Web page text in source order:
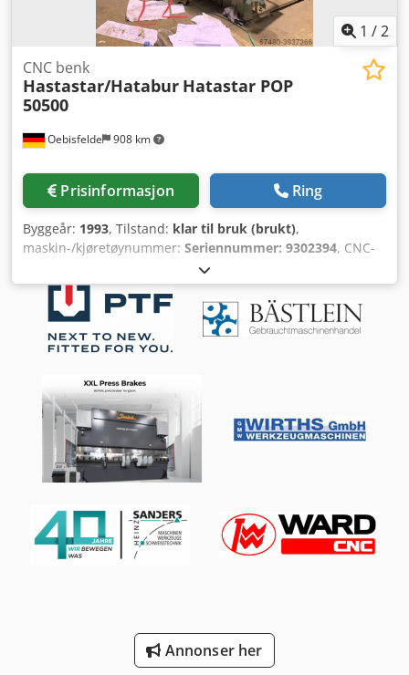
1 /2
Oebisfelde 908 km
CNC benk
Hastastar/Hatabur Hatastar POP
50500
Prisinformasjon Ring
Byggeår: 1993, Tilstand: klar til bruk (brukt),
maskin-/kjøretøynummer: Seriennummer: 9302394, CNC-
styring HATASTAR 2000 Presskapasiteten er 500 tonn eller
5000 kN Verktøy er tilgjengelig ved siden av maskinen
Elektroskap til venstre Cedpfx Aed Egc Asktjrf X1- og R-/X2-
og R-akse på rundføring Y1- og Y2-akse Hydraulisk
oververktøy-klemming Pneumatisk platefølgeinnretning og
Universalmatrise 100x100x5'100 mm Rehfusskniv 280 x
5'100 mm Sentraliseringsplate for matriser, b = 111 mm
Annonser her